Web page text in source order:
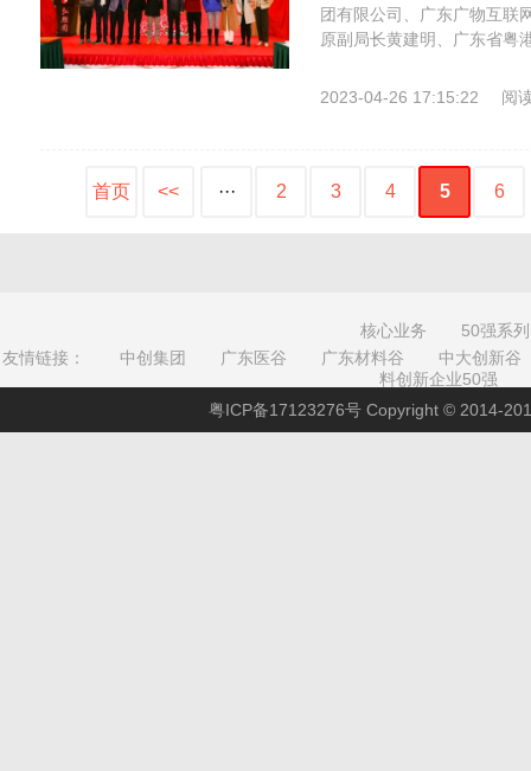
团有限公司、广东广物互联
原副局长黄建明、广东省粤
2023-04-26 17:15:22 阅
首页 << ··· 2 3 4 5 6
核心业务
50强系列
友情链接：
中创集团 广东医谷 广东材料谷
中大创新谷
料创新企业50强
粤ICP备17123276号 Copyright © 2014-